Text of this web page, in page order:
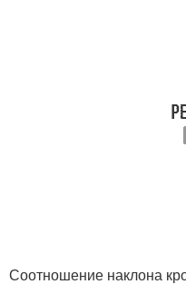
Соотношение наклона